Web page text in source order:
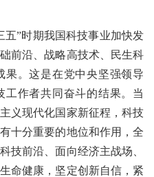
”时期我国科技事业加快发
前沿、战略高技术、民生科
果。这是在党中央坚强领导
作者共同奋斗的结果。当
义现代化国家新征程，科技
十分重要的地位和作用，全
技前沿、面向经济主战场、
命健康，坚定创新自信，紧